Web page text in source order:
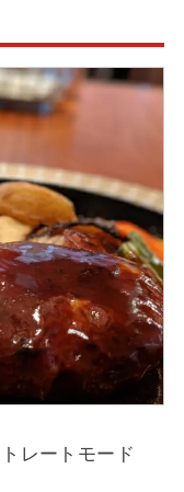
レートモード